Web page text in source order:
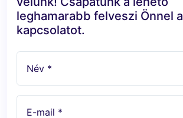
leghamarabb felveszi Önnel a
kapcsolatot.
Név *
E-mail *